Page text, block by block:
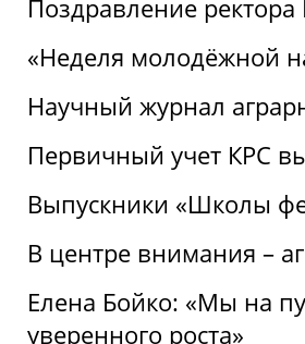
Поздравление
«Неделя молодёжной
Научный журнал
Первичный учет КРС
Выпускники «Школы
В центре внимания –
Елена Бойко: «Мы на
уверенного роста»